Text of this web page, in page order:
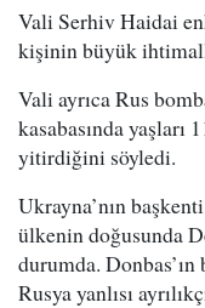
Vali Serhiv Haidai
kişinin büyük
Vali ayrıca Rus
kasabasında yaşları
yitirdiğini söyledi.
Ukrayna’nın
ülkenin doğusunda
durumda.
Rusya yanlısı